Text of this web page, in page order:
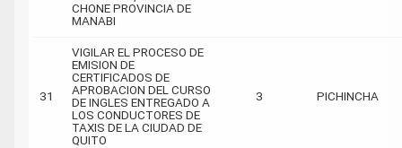
CHONE PROVINCIA DE
MANABI
31
VIGILAR EL PROCESO DE
EMISION DE
CERTIFICADOS DE
APROBACION DEL CURSO
DE INGLES ENTREGADO A
LOS CONDUCTORES DE
TAXIS DE LA CIUDAD DE
QUITO
3 PICHINCHA